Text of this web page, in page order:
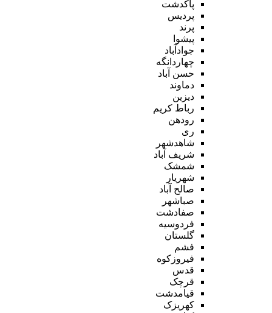
پاکدشت
پردیس
پرند
پیشوا
جوادآباد
چهاردانگه
حسن آباد
دماوند
دیزین
رباط کریم
رودهن
ری
شاهدشهر
شریف آباد
شمشک
شهریار
صالح آباد
صباشهر
صفادشت
فردوسیه
گلستان
فشم
فیروزکوه
قدس
قرچک
قیامدشت
کهریزک